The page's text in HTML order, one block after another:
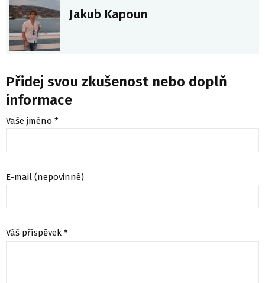
Jakub Kapoun
Přidej svou zkušenost nebo doplň
informace
Vaše jméno *
E-mail (nepovinné)
Váš příspěvek *